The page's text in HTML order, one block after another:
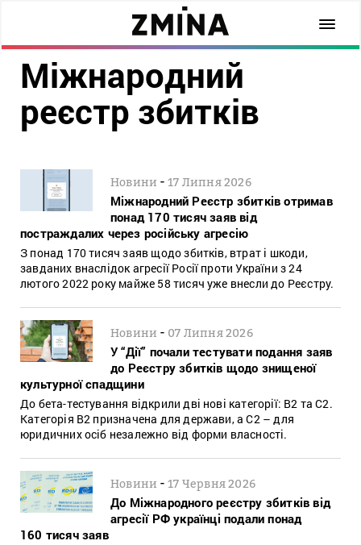
Міжнародний
реєстр збитків
Новини -17 Липня 2026
Міжнародний Реєстр збитків отримав
понад 170 тисяч заяв від
постраждалих через російську агресію
З понад 170 тисяч заяв щодо збитків, втрат і шкоди,
завданих внаслідок агресії Росії проти України з 24
лютого 2022 року майже 58 тисяч уже внесли до Реєстру.
Новини - 07 Липня 2026
У “Дії” почали тестувати подання заяв
до Реєстру збитків щодо знищеної
культурної спадщини
До бета-тестування відкрили дві нові категорії: B2 та C2.
Категорія B2 призначена для держави, а C2 – для
юридичних осіб незалежно від форми власності.
Новини -17 Червня 2026
До Міжнародного реєстру збитків від
агресії РФ українці подали понад
160 тисяч заяв